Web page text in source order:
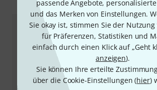
passende Angebote,
und das Merken von Einstellungen.
Sie okay ist, stimmen Sie der Nutzung
für Präferenzen, Statistiken und
einfach durch einen Klick auf „Geht
anzeigen).
Sie können Ihre erteilte
über die Cookie-Einstellungen (hier)